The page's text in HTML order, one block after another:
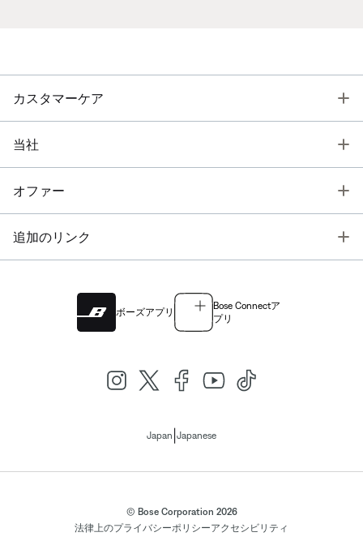
カスタマーケア
当社
オファー
追加のリンク
ボーズアプリ
Bose Connectア
プリ
Japan Japanese
© Bose Corporation 2026
法律上のプライバシーポリシーアクセシビリティ